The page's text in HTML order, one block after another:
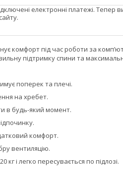
електронні платежі.
комфорт під час роботи за
підтримку спини та
поперек та плечі.
на хребет.
в будь-який момент.
комфорт.
вентиляцію.
і легко пересувається по підлозі.